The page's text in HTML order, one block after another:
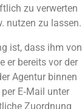
zu verwerten
nutzen zu lassen.
ist, dass ihm von
er bereits vor der
Agentur binnen
E‑Mail unter
Zuordnung